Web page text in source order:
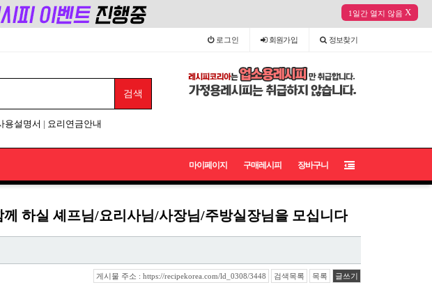
1일간 열지 않음 X
로그인 회원가입 정보찾기
용설명서 | 요리연금안내
마이페이지 구매레시피 장바구니
하실 셰프님/요리사님/사장님/주방실장님을 모십니다
게시물 주소 : https://recipekorea.com/ld_0308/3448 검색목록 목록 글쓰기